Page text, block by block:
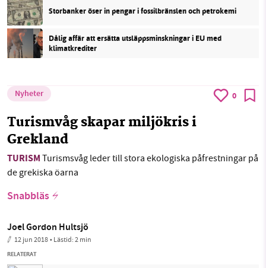
Storbanker öser in pengar i fossilbränslen och petrokemi
Dålig affär att ersätta utsläppsminskningar i EU med
klimatkrediter
Nyheter 0
Turismvåg skapar miljökris i
Grekland
TURISM Turismsvåg leder till stora ekologiska påfrestningar på
de grekiska öarna
Snabbläs
Joel Gordon Hultsjö
12 jun 2018• Lästid:2 min
RELATERAT